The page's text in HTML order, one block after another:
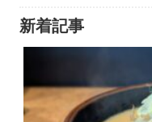
新着記事